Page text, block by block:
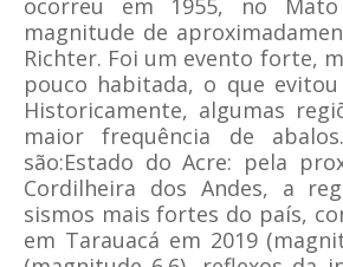
ocorreu em 1955, no
magnitude de
Richter. Foi um evento forte,
pouco habitada, o que evitou
Historicamente, algumas
maior frequência de
são:Estado do Acre: pela
Cordilheira dos Andes, a
sismos mais fortes do país,
em Tarauacá em 2019